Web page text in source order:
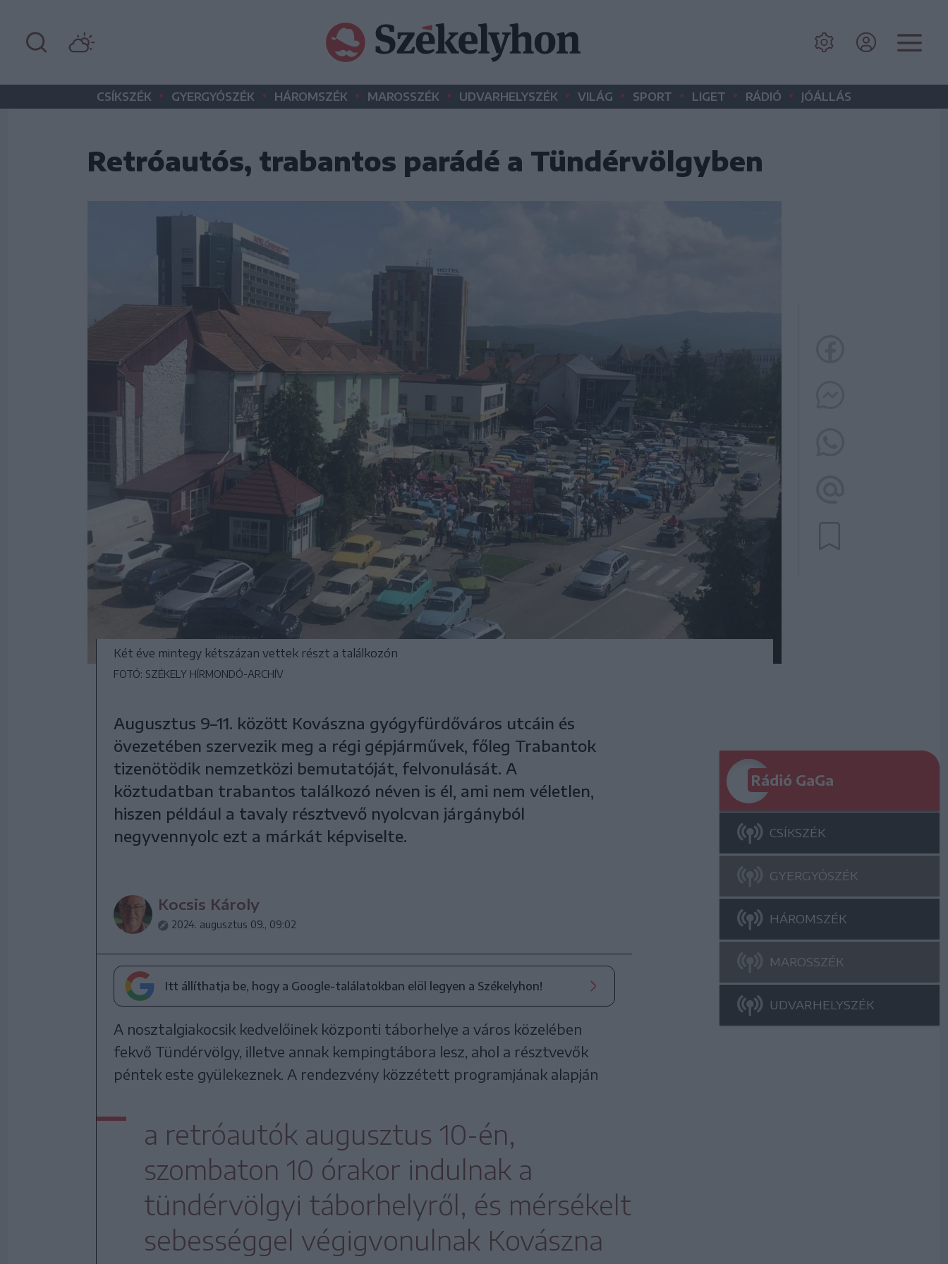
CSÍKSZÉK • GYERGYÓSZÉK • HÁROMSZÉK • MAROSSZÉK • UDVARHELYSZÉK • VILÁG • SPORT • LIGET • RÁDIÓ • JÓÁLLÁS
Retróautós, trabantos parádé a Tündérvölgyben
Két éve mintegy kétszázan vettek részt a találkozón
FOTÓ: SZÉKELY HÍRMONDÓ-ARCHÍV
Augusztus 9–11. között Kovászna gyógyfürdőváros utcáin és
övezetében szervezik meg a régi gépjárművek, főleg Trabantok
tizenötödik nemzetközi bemutatóját, felvonulását. A
köztudatban trabantos találkozó néven is él, ami nem véletlen,
hiszen például a tavaly résztvevő nyolcvan járgányból
negyvennyolc ezt a márkát képviselte.
Kocsis Károly
2024. augusztus 09., 09:02
Itt állíthatja be, hogy a Google-találatokban elöl legyen a Székelyhon!
A nosztalgiakocsik kedvelőinek központi táborhelye a város közelében
fekvő Tündérvölgy, illetve annak kempingtábora lesz, ahol a résztvevők
péntek este gyülekeznek. A rendezvény közzétett programjának alapján
a retróautók augusztus 10-én,
szombaton 10 órakor indulnak a
tündérvölgyi táborhelyről, és mérsékelt
sebességgel végigvonulnak Kovászna
Rádió GaGa
CSÍKSZÉK
GYERGYÓSZÉK
HÁROMSZÉK
MAROSSZÉK
UDVARHELYSZÉK